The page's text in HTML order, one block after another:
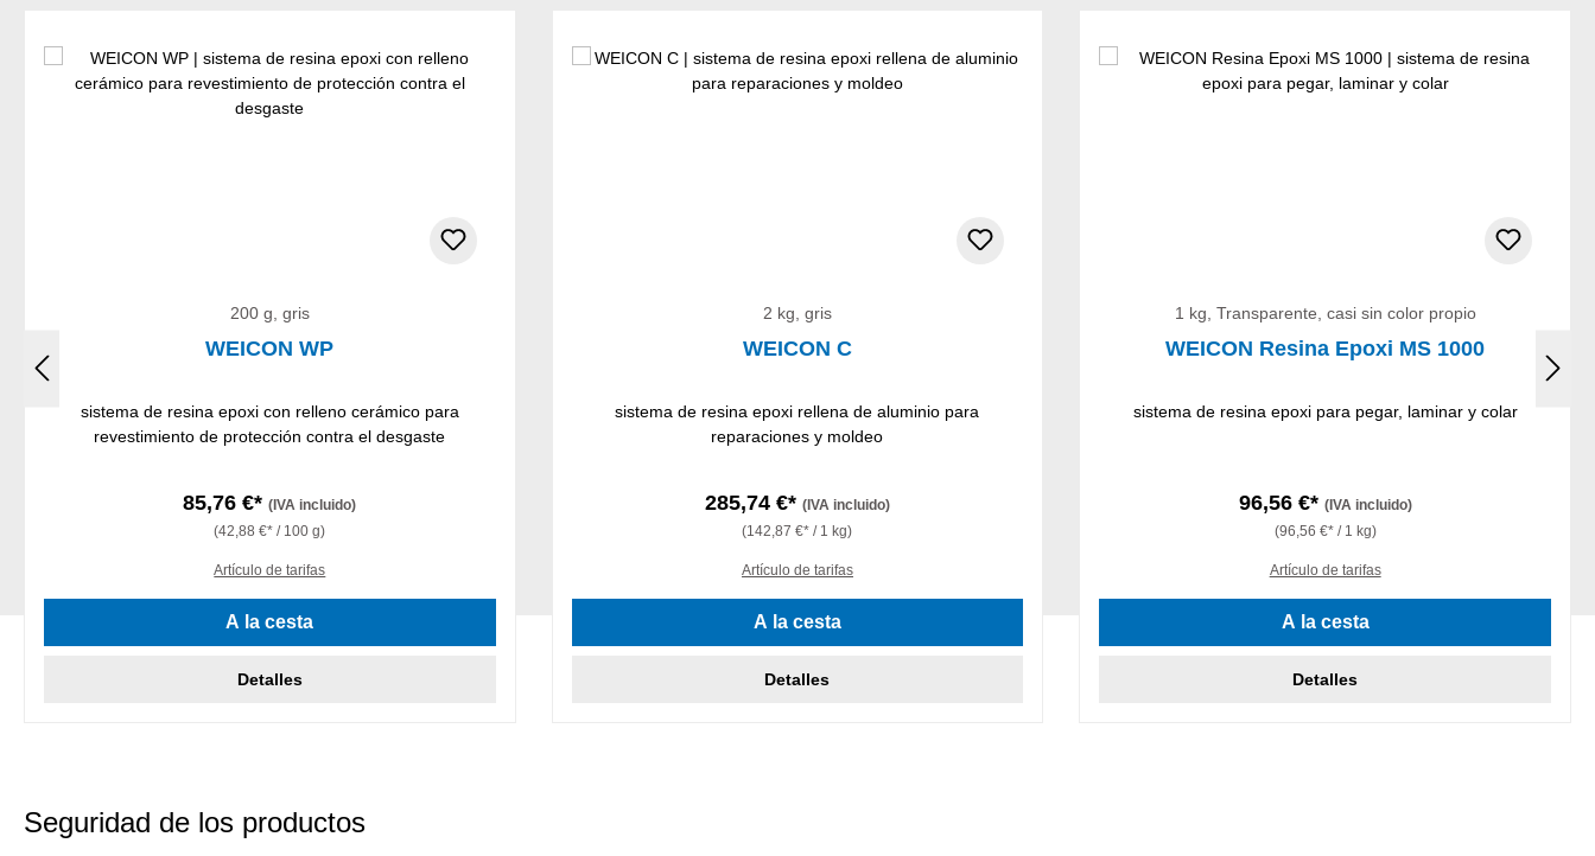
200 g, gris
WEICON WP
sistema de resina epoxi con relleno cerámico para
revestimiento de protección contra el desgaste
85,76 €*(IVA incluido)
(42,88 €* / 100 g)
Artículo de tarifas
A la cesta
Detalles
2 kg, gris
WEICON C
sistema de resina epoxi rellena de aluminio para
reparaciones y moldeo
285,74 €* (IVA incluido)
(142,87 €* / 1 kg)
Artículo de tarifas
A la cesta
Detalles
1 kg, Transparente, casi sin color propio
WEICON Resina Epoxi MS 1000
sistema de resina epoxi para pegar, laminar y colar
96,56 €* (IVA incluido)
(96,56 €* / 1 kg)
Artículo de tarifas
A la cesta
Detalles
Seguridad de los productos